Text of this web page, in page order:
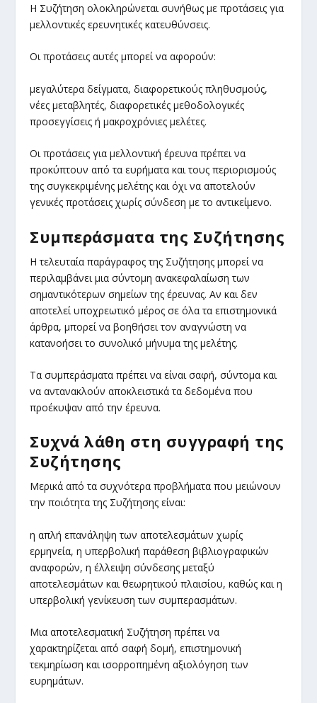
Η Συζήτηση ολοκληρώνεται συνήθως με προτάσεις για
μελλοντικές ερευνητικές κατευθύνσεις.
Οι προτάσεις αυτές μπορεί να αφορούν:
μεγαλύτερα δείγματα, διαφορετικούς πληθυσμούς,
νέες μεταβλητές, διαφορετικές μεθοδολογικές
προσεγγίσεις ή μακροχρόνιες μελέτες.
Οι προτάσεις για μελλοντική έρευνα πρέπει να
προκύπτουν από τα ευρήματα και τους περιορισμούς
της συγκεκριμένης μελέτης και όχι να αποτελούν
γενικές προτάσεις χωρίς σύνδεση με το αντικείμενο.
Συμπεράσματα της Συζήτησης
Η τελευταία παράγραφος της Συζήτησης μπορεί να
περιλαμβάνει μια σύντομη ανακεφαλαίωση των
σημαντικότερων σημείων της έρευνας. Αν και δεν
αποτελεί υποχρεωτικό μέρος σε όλα τα επιστημονικά
άρθρα, μπορεί να βοηθήσει τον αναγνώστη να
κατανοήσει το συνολικό μήνυμα της μελέτης.
Τα συμπεράσματα πρέπει να είναι σαφή, σύντομα και
να αντανακλούν αποκλειστικά τα δεδομένα που
προέκυψαν από την έρευνα.
Συχνά λάθη στη συγγραφή της
Συζήτησης
Μερικά από τα συχνότερα προβλήματα που μειώνουν
την ποιότητα της Συζήτησης είναι:
η απλή επανάληψη των αποτελεσμάτων χωρίς
ερμηνεία, η υπερβολική παράθεση βιβλιογραφικών
αναφορών, η έλλειψη σύνδεσης μεταξύ
αποτελεσμάτων και θεωρητικού πλαισίου, καθώς και η
υπερβολική γενίκευση των συμπερασμάτων.
Μια αποτελεσματική Συζήτηση πρέπει να
χαρακτηρίζεται από σαφή δομή, επιστημονική
τεκμηρίωση και ισορροπημένη αξιολόγηση των
ευρημάτων.